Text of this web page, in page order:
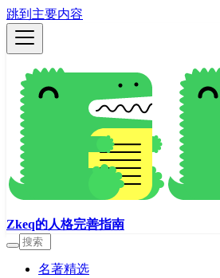
跳到主要内容
Zkeq的人格完善指南
名著精选